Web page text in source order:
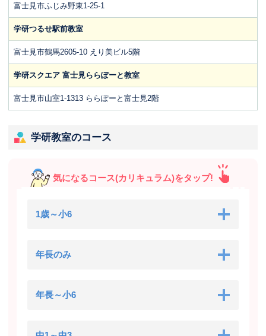
富士見市ふじみ野東1-25-1
学研つるせ駅前教室
富士見市鶴馬2605-10 えり美ビル5階
学研スクエア 富士見ららぽーと教室
富士見市山室1-1313 ららぽーと富士見2階
学研教室のコース
気になるコース(カリキュラム)をタップ!
1歳～小6
年長のみ
年長～小6